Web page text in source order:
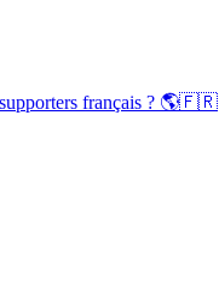
supporters français ? 🌎🇫🇷